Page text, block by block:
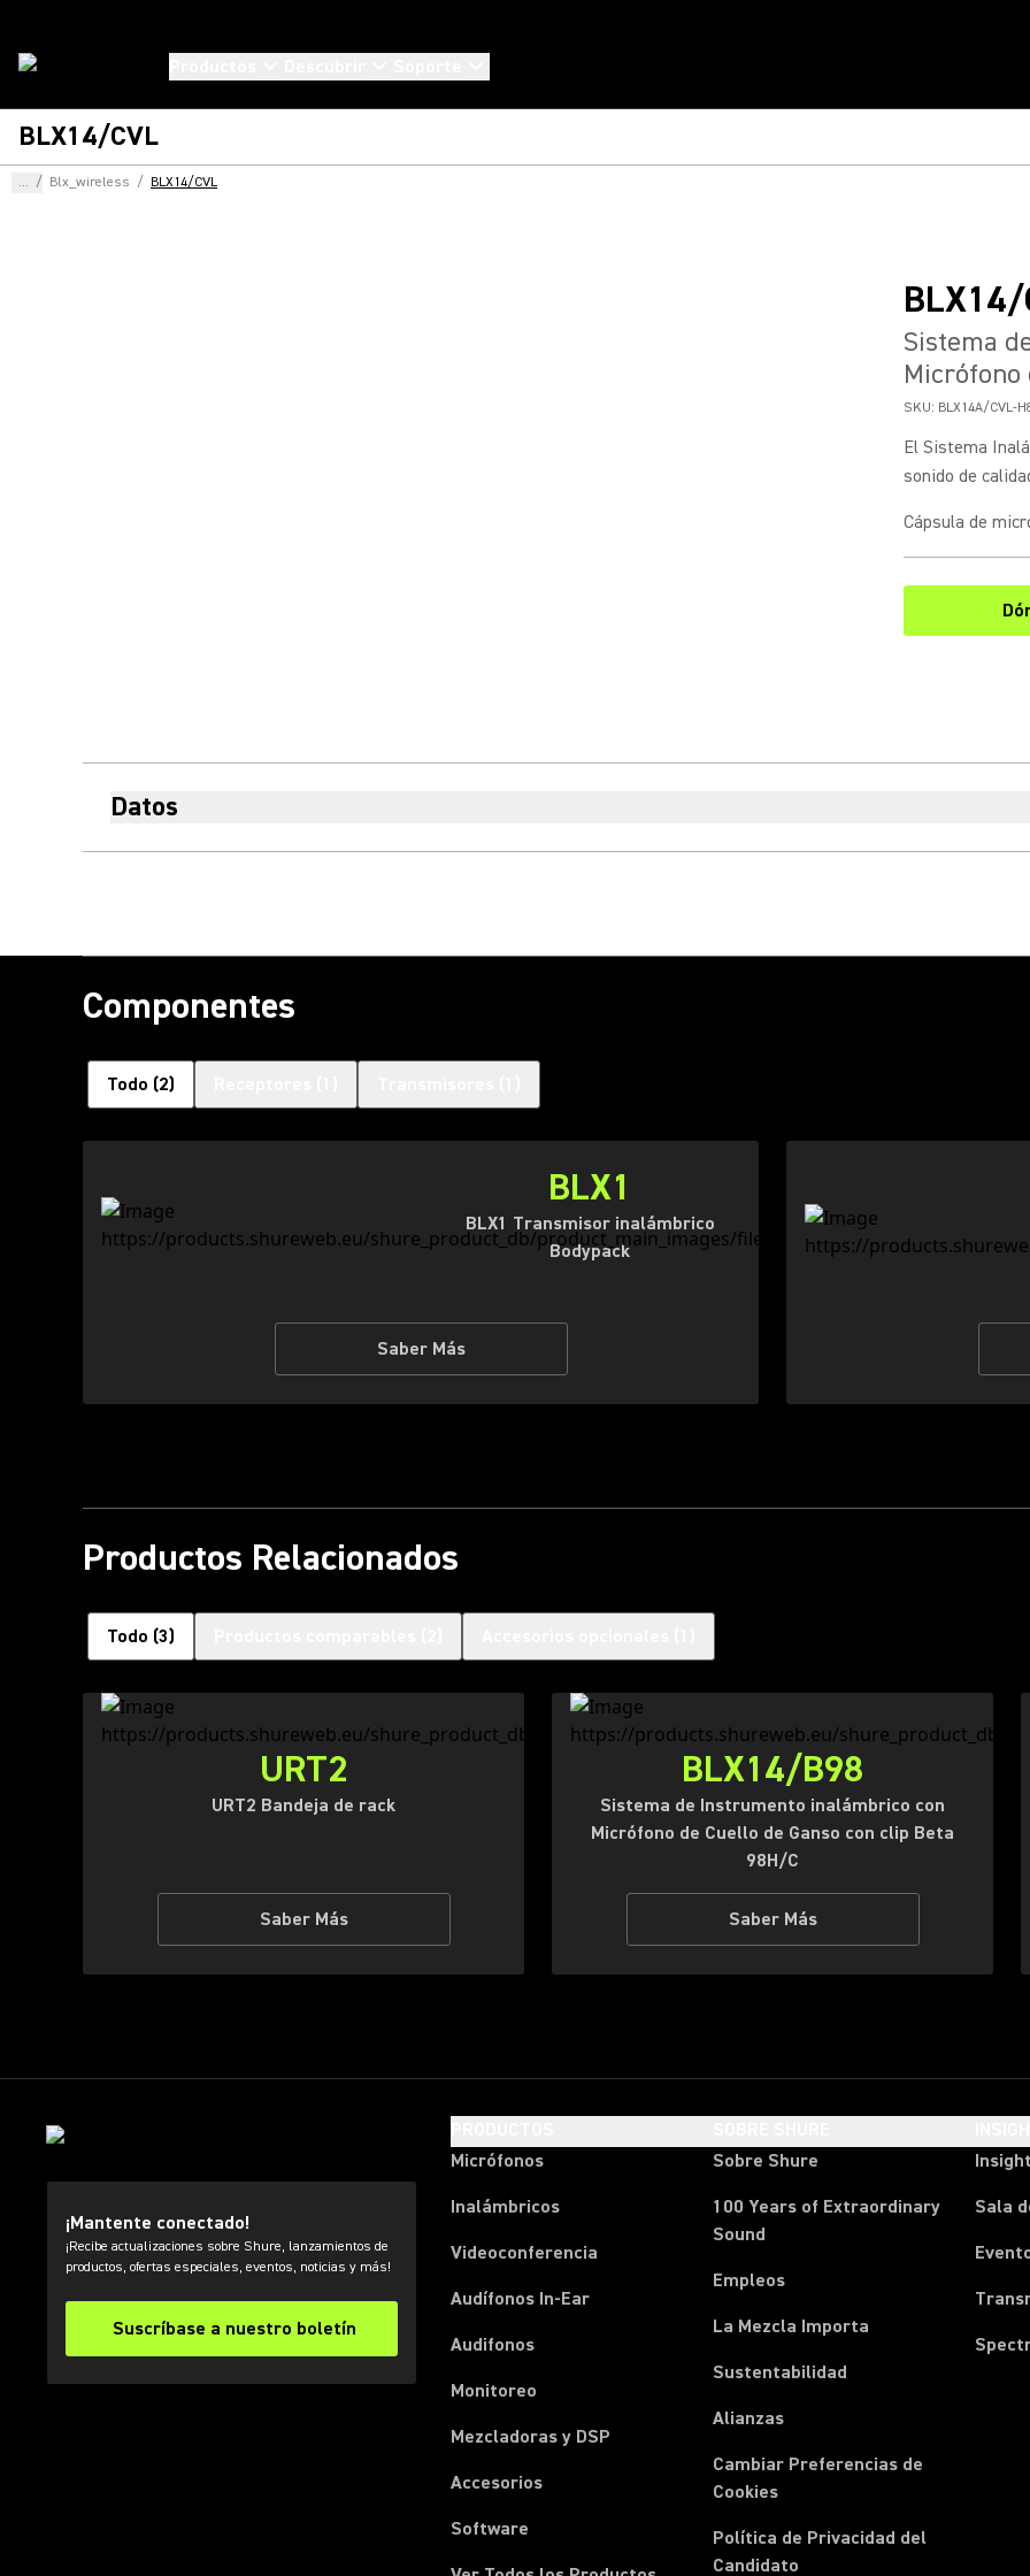
BLX14/CVL
... / Blx_wireless / BLX14/CVL
BLX14/
Sistema
Micrófono
SKU: BLX14A/CVL-
El Sistema
sonido de
Cápsula de
Datos
Componentes
Todo (2)
BLX1
BLX1 Transmisor inalámbrico
Bodypack
Saber Más
Productos Relacionados
Todo (3)
URT2
URT2 Bandeja de rack
Saber Más
BLX14/B98
Sistema de Instrumento inalámbrico con
Micrófono de Cuello de Ganso con clip Beta
98H/C
Saber Más
¡Mantente conectado!
¡Recibe actualizaciones sobre Shure, lanzamientos de
productos, ofertas especiales, eventos, noticias y más!
Suscríbase a nuestro boletín
Micrófonos
Inalámbricos
Videoconferencia
Audífonos In-Ear
Audifonos
Monitoreo
Mezcladoras y DSP
Accesorios
Software
Sobre Shure
100 Years of Extraordinary
Sound
Empleos
La Mezcla Importa
Sustentabilidad
Alianzas
Cambiar Preferencias de
Cookies
Política de Privacidad del
Candidato
Sala